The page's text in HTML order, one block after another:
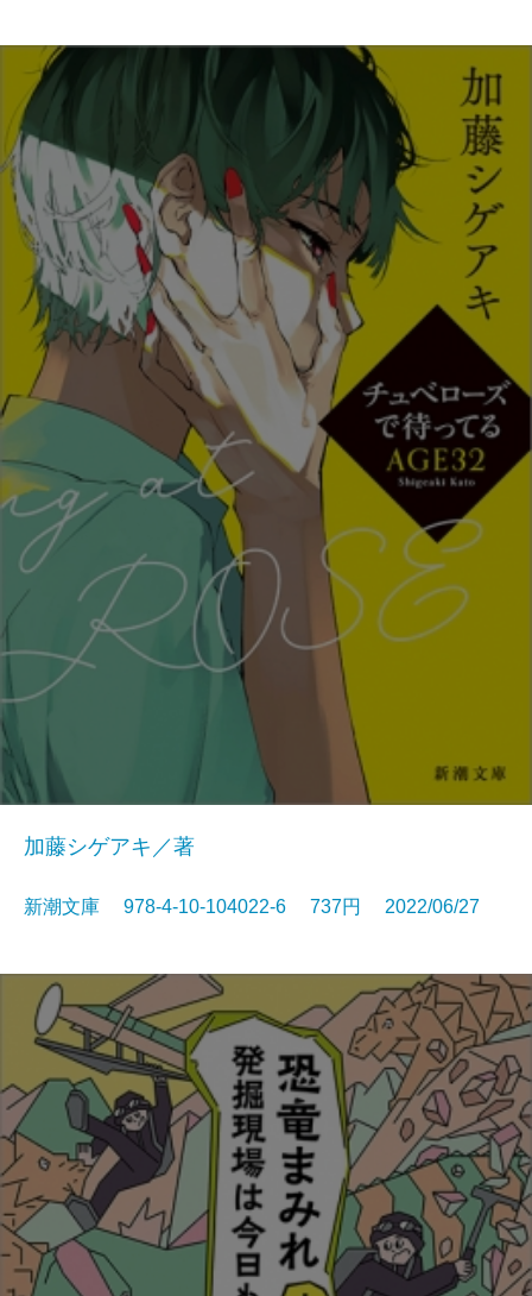
加藤シゲアキ／著
新潮文庫 978-4-10-104022-6 737円 2022/06/27